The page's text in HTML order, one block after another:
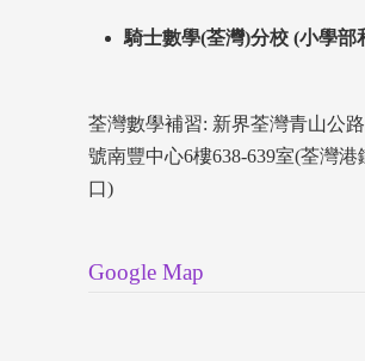
騎士數學(荃灣)分校 (小學部
荃灣數學補習: 新界荃灣青山公路
號南豐中心6樓638-639室(荃灣港
口)
Google Map